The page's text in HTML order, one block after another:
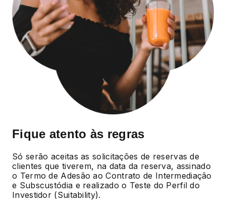
Fique atento às regras
Só serão aceitas as solicitações de reservas de
clientes que tiverem, na data da reserva, assinado
o Termo de Adesão ao Contrato de Intermediação
e Subscustódia e realizado o Teste do Perfil do
Investidor (Suitability).